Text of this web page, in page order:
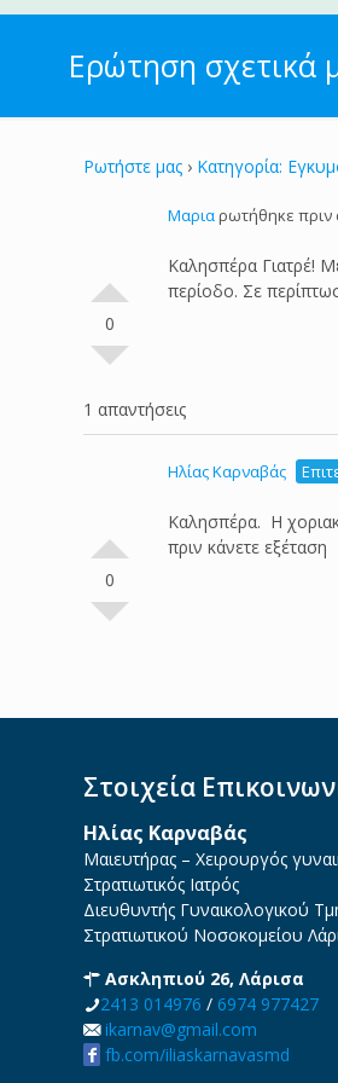
Ερώτηση σχετικά
Ρωτήστε μας › Κατηγορία:
0
Μαριαρωτήθηκε πριν
Καλησπέρα Γιατρέ!
περίοδο. Σε
1 απαντήσεις
0
Ηλίας Καρναβάς
Καλησπέρα. Η
πριν κάνετε εξέταση
Στοιχεία
Ηλίας Καρναβάς
Μαιευτήρας – Χειρουργός
Στρατιωτικός Ιατρός
Διευθυντής Γυναικολογικού
Στρατιωτικού Νοσοκομείου
Ασκληπιού 26, Λάρισα
2413 014976 / 6974 977427
ikarnav@gmail.com
fb.com/iliaskarnavasmd